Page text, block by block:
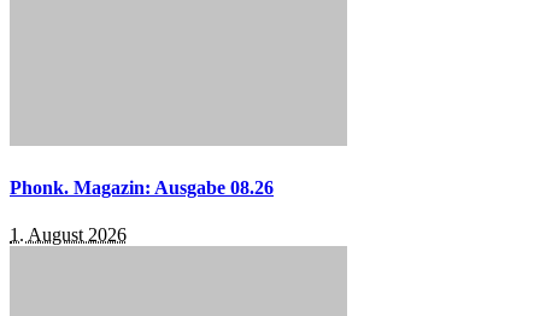
Phonk. Magazin: Ausgabe 08.26
1. August 2026